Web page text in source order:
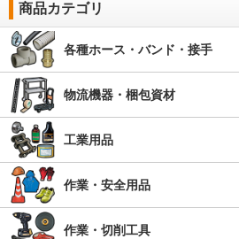
商品カテゴリ
各種ホース・バンド・接手
物流機器・梱包資材
工業用品
作業・安全用品
作業・切削工具